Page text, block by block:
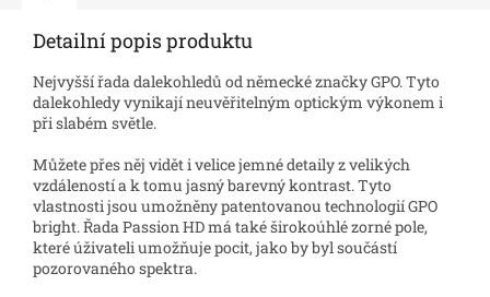
Detailní popis produktu
Nejvyšší řada dalekohledů od německé značky GPO. Tyto
dalekohledy vynikají neuvěřitelným optickým výkonem i
při slabém světle.
Můžete přes něj vidět i velice jemné detaily z velikých
vzdáleností a k tomu jasný barevný kontrast. Tyto
vlastnosti jsou umožněny patentovanou technologií GPO
bright. Řada Passion HD má také širokoúhlé zorné pole,
které úživateli umožňuje pocit, jako by byl součástí
pozorovaného spektra.